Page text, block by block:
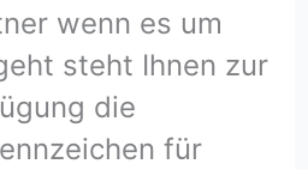
wenn es um
steht Ihnen zur
die
für